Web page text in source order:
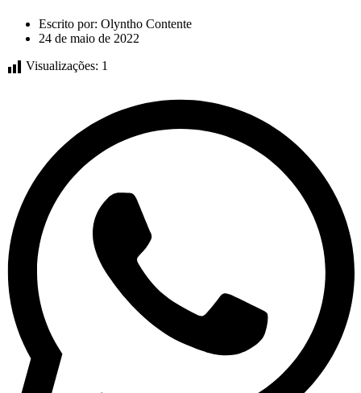
Escrito por: Olyntho Contente
24 de maio de 2022
Visualizações: 1